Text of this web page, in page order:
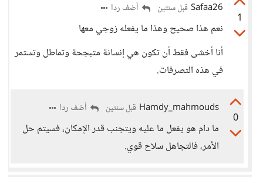
1
Safaa26 قبل سنتين أضف ردا
نعم هذا صحيح وهذا ما يفعله زوجي معها
أنا أخشى فقط أن تكون هي إنسانة متبجحة وتماطل وتستمر
في هذه التصرفات.
0
Hamdy_mahmouds قبل سنتين أضف ردا
ما دام هو يفعل ما عليه ويتجنب قدر الإمكان، فسيتم حل
الأمر، فالتجاهل سلاح قوي.